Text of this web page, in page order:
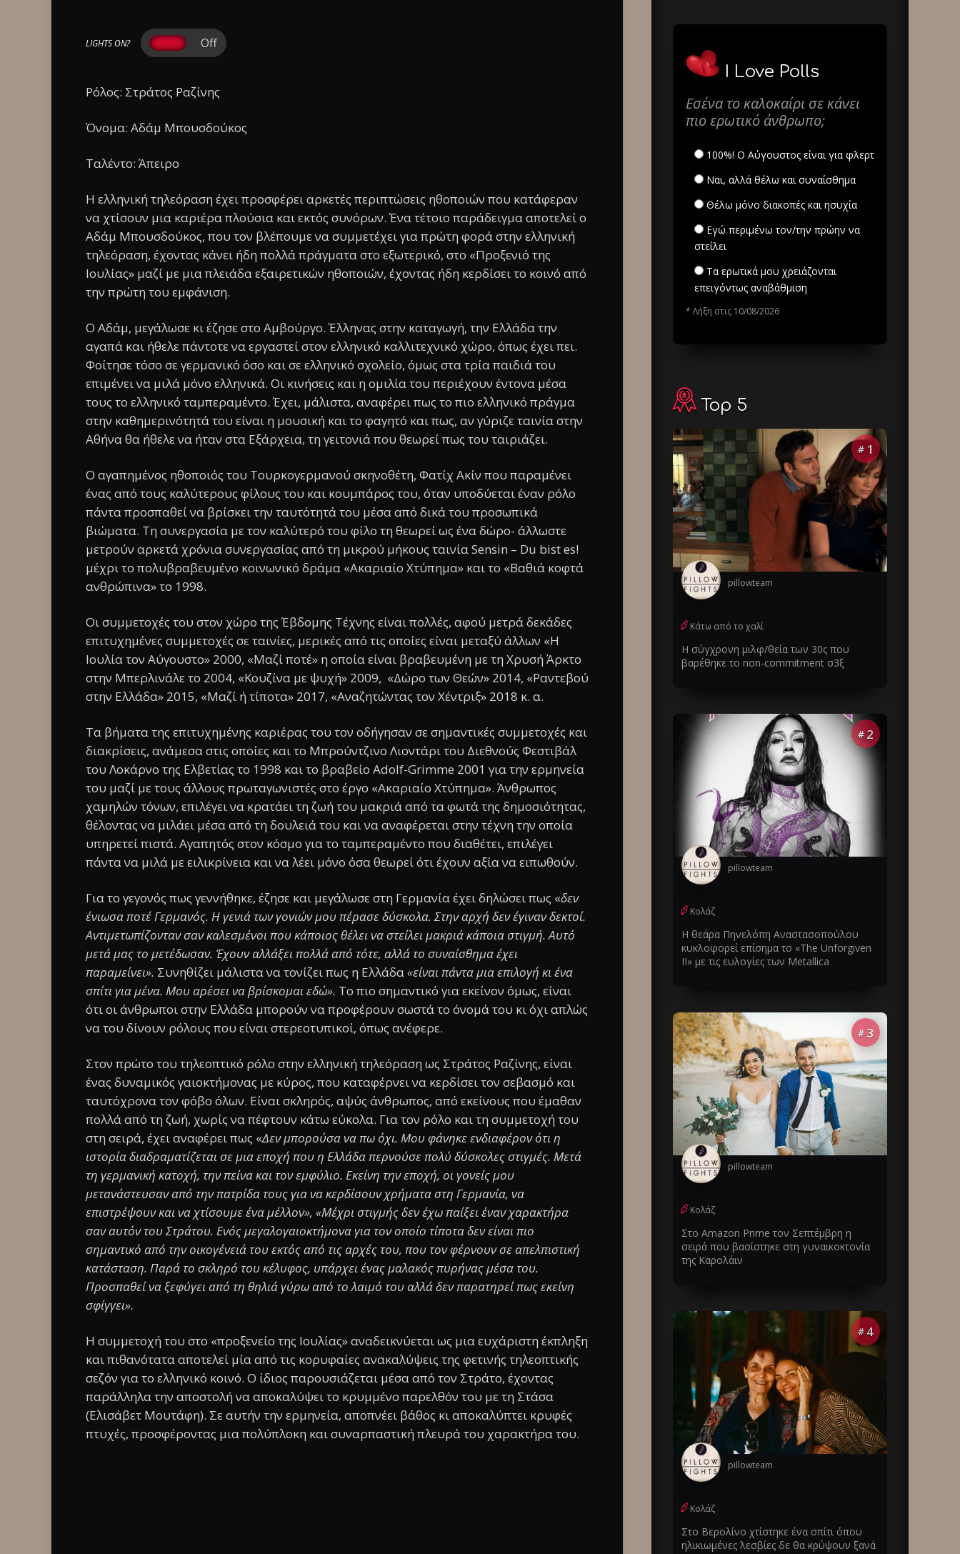
LIGHTS ON?
Ρόλος: Στράτος Ραζίνης
Όνομα: Αδάμ Μπουσδούκος
Ταλέντο: Άπειρο
Η ελληνική τηλεόραση έχει προσφέρει αρκετές περιπτώσεις ηθοποιών που κατάφεραν
να χτίσουν μια καριέρα πλούσια και εκτός συνόρων. Ένα τέτοιο παράδειγμα αποτελεί ο
Αδάμ Μπουσδούκος, που τον βλέπουμε να συμμετέχει για πρώτη φορά στην ελληνική
τηλεόραση, έχοντας κάνει ήδη πολλά πράγματα στο εξωτερικό, στο «Προξενιό της
Ιουλίας» μαζί με μια πλειάδα εξαιρετικών ηθοποιών, έχοντας ήδη κερδίσει το κοινό από
την πρώτη του εμφάνιση.
Ο Αδάμ, μεγάλωσε κι έζησε στο Αμβούργο. Έλληνας στην καταγωγή, την Ελλάδα την
αγαπά και ήθελε πάντοτε να εργαστεί στον ελληνικό καλλιτεχνικό χώρο, όπως έχει πει.
Φοίτησε τόσο σε γερμανικό όσο και σε ελληνικό σχολείο, όμως στα τρία παιδιά του
επιμένει να μιλά μόνο ελληνικά. Οι κινήσεις και η ομιλία του περιέχουν έντονα μέσα
τους το ελληνικό ταμπεραμέντο. Έχει, μάλιστα, αναφέρει πως το πιο ελληνικό πράγμα
στην καθημερινότητά του είναι η μουσική και το φαγητό και πως, αν γύριζε ταινία στην
Αθήνα θα ήθελε να ήταν στα Εξάρχεια, τη γειτονιά που θεωρεί πως του ταιριάζει.
Ο αγαπημένος ηθοποιός του Τουρκογερμανού σκηνοθέτη, Φατίχ Ακίν που παραμένει
ένας από τους καλύτερους φίλους του και κουμπάρος του, όταν υποδύεται έναν ρόλο
πάντα προσπαθεί να βρίσκει την ταυτότητά του μέσα από δικά του προσωπικά
βιώματα. Τη συνεργασία με τον καλύτερό του φίλο τη θεωρεί ως ένα δώρο- άλλωστε
μετρούν αρκετά χρόνια συνεργασίας από τη μικρού μήκους ταινία Sensin – Du bist es!
μέχρι το πολυβραβευμένο κοινωνικό δράμα «Ακαριαίο Χτύπημα» και το «Βαθιά κοφτά
ανθρώπινα» το 1998.
Οι συμμετοχές του στον χώρο της Έβδομης Τέχνης είναι πολλές, αφού μετρά δεκάδες
επιτυχημένες συμμετοχές σε ταινίες, μερικές από τις οποίες είναι μεταξύ άλλων «Η
Ιουλία τον Αύγουστο» 2000, «Μαζί ποτέ» η οποία είναι βραβευμένη με τη Χρυσή Άρκτο
στην Μπερλινάλε το 2004, «Κουζίνα με ψυχή» 2009, «Δώρο των Θεών» 2014, «Ραντεβού
στην Ελλάδα» 2015, «Μαζί ή τίποτα» 2017, «Αναζητώντας τον Χέντριξ» 2018 κ. α.
Τα βήματα της επιτυχημένης καριέρας του τον οδήγησαν σε σημαντικές συμμετοχές και
διακρίσεις, ανάμεσα στις οποίες και το Μπρούντζινο Λιοντάρι του Διεθνούς Φεστιβάλ
του Λοκάρνο της Ελβετίας το 1998 και το βραβείο Adolf-Grimme 2001 για την ερμηνεία
του μαζί με τους άλλους πρωταγωνιστές στο έργο «Ακαριαίο Χτύπημα». Άνθρωπος
χαμηλών τόνων, επιλέγει να κρατάει τη ζωή του μακριά από τα φωτά της δημοσιότητας,
θέλοντας να μιλάει μέσα από τη δουλειά του και να αναφέρεται στην τέχνη την οποία
υπηρετεί πιστά. Αγαπητός στον κόσμο για το ταμπεραμέντο που διαθέτει, επιλέγει
πάντα να μιλά με ειλικρίνεια και να λέει μόνο όσα θεωρεί ότι έχουν αξία να ειπωθούν.
Για το γεγονός πως γεννήθηκε, έζησε και μεγάλωσε στη Γερμανία έχει δηλώσει πως «δεν
ένιωσα ποτέ Γερμανός. Η γενιά των γονιών μου πέρασε δύσκολα. Στην αρχή δεν έγιναν δεκτοί.
Αντιμετωπίζονταν σαν καλεσμένοι που κάποιος θέλει να στείλει μακριά κάποια στιγμή. Αυτό
μετά μας το μετέδωσαν. Έχουν αλλάξει πολλά από τότε, αλλά το συναίσθημα έχει
παραμείνει». Συνηθίζει μάλιστα να τονίζει πως η Ελλάδα«είναι πάντα μια επιλογή κι ένα
σπίτι για μένα. Μου αρέσει να βρίσκομαι εδώ». Το πιο σημαντικό για εκείνον όμως, είναι
ότι οι άνθρωποι στην Ελλάδα μπορούν να προφέρουν σωστά το όνομά του κι όχι απλώς
να του δίνουν ρόλους που είναι στερεοτυπικοί, όπως ανέφερε.
Στον πρώτο του τηλεοπτικό ρόλο στην ελληνική τηλεόραση ως Στράτος Ραζίνης, είναι
ένας δυναμικός γαιοκτήμονας με κύρος, που καταφέρνει να κερδίσει τον σεβασμό και
ταυτόχρονα τον φόβο όλων. Είναι σκληρός, αψύς άνθρωπος, από εκείνους που έμαθαν
πολλά από τη ζωή, χωρίς να πέφτουν κάτω εύκολα. Για τον ρόλο και τη συμμετοχή του
στη σειρά, έχει αναφέρει πως «Δεν μπορούσα να πω όχι. Μου φάνηκε ενδιαφέρον ότι η
ιστορία διαδραματίζεται σε μια εποχή που η Ελλάδα περνούσε πολύ δύσκολες στιγμές. Μετά
τη γερμανική κατοχή, την πείνα και τον εμφύλιο. Εκείνη την εποχή, οι γονείς μου
μετανάστευσαν από την πατρίδα τους για να κερδίσουν χρήματα στη Γερμανία, να
επιστρέψουν και να χτίσουμε ένα μέλλον», «Μέχρι στιγμής δεν έχω παίξει έναν χαρακτήρα
σαν αυτόν του Στράτου. Ενός μεγαλογαιοκτήμονα για τον οποίο τίποτα δεν είναι πιο
σημαντικό από την οικογένειά του εκτός από τις αρχές του, που τον φέρνουν σε απελπιστική
κατάσταση. Παρά το σκληρό του κέλυφος, υπάρχει ένας μαλακός πυρήνας μέσα του.
Προσπαθεί να ξεφύγει από τη θηλιά γύρω από το λαιμό του αλλά δεν παρατηρεί πως εκείνη
σφίγγει».
Η συμμετοχή του στο «προξενείο της Ιουλίας» αναδεικνύεται ως μια ευχάριστη έκπληξη
και πιθανότατα αποτελεί μία από τις κορυφαίες ανακαλύψεις της φετινής τηλεοπτικής
σεζόν για το ελληνικό κοινό. Ο ίδιος παρουσιάζεται μέσα από τον Στράτο, έχοντας
παράλληλα την αποστολή να αποκαλύψει το κρυμμένο παρελθόν του με τη Στάσα
(Ελισάβετ Μουτάφη). Σε αυτήν την ερμηνεία, αποπνέει βάθος κι αποκαλύπτει κρυφές
πτυχές, προσφέροντας μια πολύπλοκη και συναρπαστική πλευρά του χαρακτήρα του.
I Love Polls
Εσένα το καλοκαίρι σε κάνει
πιο ερωτικό άνθρωπο;
100%! Ο Αύγουστος είναι για φλερτ
Ναι, αλλά θέλω και συναίσθημα
Θέλω μόνο διακοπές και ησυχία
Εγώ περιμένω τον/την πρώην να
στείλει
Τα ερωτικά μου χρειάζονται
επειγόντως αναβάθμιση
* Λήξη στις 10/08/2026
Top 5
# 1
pillowteam
Κάτω από το χαλί
Η σύγχρονη μιλφ/θεία των 30ς που
βαρέθηκε το non-commitment σ3ξ
# 2
pillowteam
Κολάζ
Η θεάρα Πηνελόπη Αναστασοπούλου
κυκλοφορεί επίσημα το «The Unforgiven
II» με τις ευλογίες των Metallica
# 3
pillowteam
Κολάζ
Στο Amazon Prime τον Σεπτέμβρη η
σειρά που βασίστηκε στη γυναικοκτονία
της Καρολάιν
# 4
pillowteam
Κολάζ
Στο Βερολίνο χτίστηκε ένα σπίτι όπου
ηλικιωμένες λεσβίες δε θα κρύψουν ξανά